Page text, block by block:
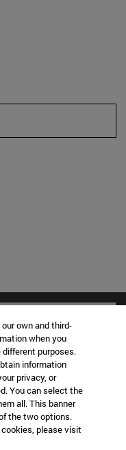
own and third-
when you
purposes.
information
privacy, or
You can select the
all. This banner
the two options.
please visit